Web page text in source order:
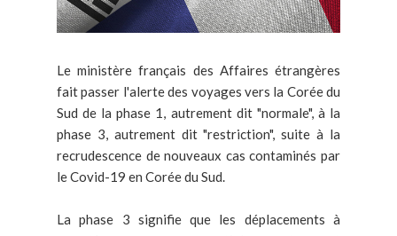
Le ministère français des Affaires étrangères
fait passer l'alerte des voyages vers la Corée du
Sud de la phase 1, autrement dit "normale", à la
phase 3, autrement dit "restriction", suite à la
recrudescence de nouveaux cas contaminés par
le Covid-19 en Corée du Sud.
La phase 3 signifie que les déplacements à